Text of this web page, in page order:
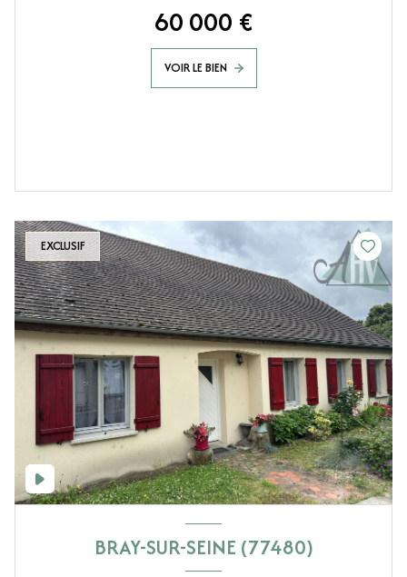
60 000 €
VOIR LE BIEN
EXCLUSIF
BRAY-SUR-SEINE (77480)